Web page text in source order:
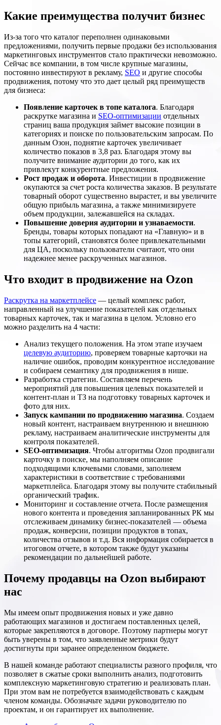
Какие преимущества получит бизнес
Из-за того что каталог переполнен одинаковыми
предложениями, получить первые продажи без использования
маркетинговых инструментов стало практически невозможно.
Сейчас все компании, в том числе крупные магазины,
постоянно инвестируют в рекламу, SEO и другие способы
продвижения, потому что это дает целый ряд преимуществ
для бизнеса:
Появление карточек в топе каталога. Благодаря
раскрутке магазина и SEO-оптимизации отдельных
страниц ваша продукция займет высокие позиции в
категориях и поиске по пользовательским запросам. По
данным Озон, поднятие карточек увеличивает
количество показов в 3,8 раз. Благодаря этому вы
получите внимание аудитории до того, как их
привлекут конкурентные предложения.
Рост продаж и оборота. Инвестиции в продвижение
окупаются за счет роста количества заказов. В результате
товарный оборот существенно вырастет, и вы увеличите
общую прибыль магазина, а также минимизируете
объем продукции, залежавшейся на складах.
Повышение доверия аудитории и узнаваемости.
Бренды, товары которых попадают на «Главную» и в
топы категорий, становятся более привлекательными
для ЦА, поскольку пользователи считают, что они
надежнее менее раскрученных магазинов.
Что входит в продвижение на Ozon
Раскрутка на маркетплейсе— целый комплекс работ,
направленный на улучшение показателей как отдельных
товарных карточек, так и магазина в целом. Условно его
можно разделить на 4 части:
Анализ текущего положения. На этом этапе изучаем
целевую аудиторию, проверяем товарные карточки на
наличие ошибок, проводим конкурентное исследование
и собираем семантику для продвижения в нише.
Разработка стратегии. Составляем перечень
мероприятий для повышения целевых показателей и
контент-план и ТЗ на подготовку товарных карточек и
фото для них.
Запуск кампании по продвижению магазина. Создаем
новый контент, настраиваем внутреннюю и внешнюю
рекламу, настраиваем аналитические инструменты для
контроля показателей.
SEO-оптимизация. Чтобы алгоритмы Ozon продвигали
карточку в поиске, мы наполняем описание
подходящими ключевыми словами, заполняем
характеристики в соответствие с требованиями
маркетплейса. Благодаря этому вы получите стабильный
органический трафик.
Мониторинг и составление отчета. После размещения
нового контента и проведения запланированных РК мы
отслеживаем динамику бизнес-показателей — объема
продаж, конверсии, позиции продуктов в топах,
количества отзывов и т.д. Вся информация собирается в
итоговом отчете, в котором также будут указаны
рекомендации по дальнейшей работе.
Почему продавцы на Ozon выбирают
нас
Мы имеем опыт продвижения новых и уже давно
работающих магазинов и достигаем поставленных целей,
которые закрепляются в договоре. Поэтому партнеры могут
быть уверены в том, что заявленные метрики будут
достигнуты при заранее определенном бюджете.
В нашей команде работают специалисты разного профиля, что
позволяет в сжатые сроки выполнить анализ, подготовить
комплексную маркетинговую стратегию и реализовать план.
При этом вам не потребуется взаимодействовать с каждым
членом команды. Обозначьте задачи руководителю по
проектам, и он гарантирует их выполнение.